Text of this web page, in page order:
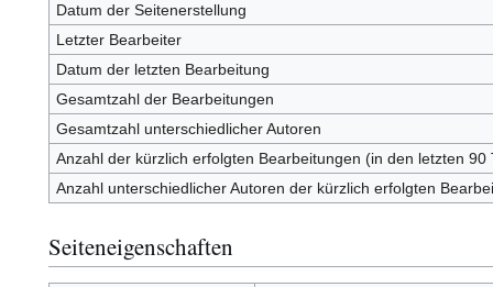
Datum der Seitenerstellung
Letzter Bearbeiter
Datum der letzten Bearbeitung
Gesamtzahl der Bearbeitungen
Gesamtzahl unterschiedlicher Autoren
Anzahl der kürzlich erfolgten Bearbeitungen (in den letzten 90
Anzahl unterschiedlicher Autoren der kürzlich erfolgten
Seiteneigenschaften